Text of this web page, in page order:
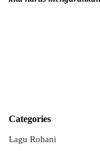
Categories
Lagu Rohani